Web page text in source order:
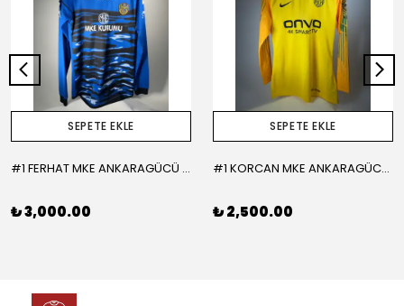
SEPETE EKLE
#1 FERHAT MKE ANKARAGÜCÜ 2015-2016 KALECİ - LARGE
₺ 3,000.00
SEPETE EKLE
#1 KORCAN MKE ANKARAGÜCÜ 2019-2020 KALECİ - MEDIUM
₺ 2,500.00